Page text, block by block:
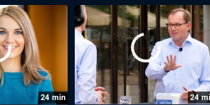
24 min 24